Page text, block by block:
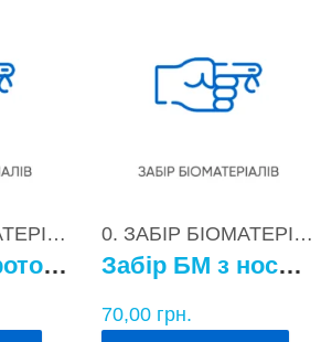
0. ЗАБІР БІОМАТЕРІАЛІВ
Забір БМ з ротоглотки
0. ЗАБІР БІОМАТЕРІАЛІВ
Забір БМ з носоглотки
70,00 грн.